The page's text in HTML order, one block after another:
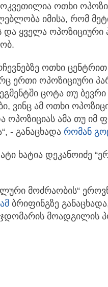
ოთხი
იმისა, რომ
და ყველა
ოთხი
ერთი ოპოზიციური
ცოტა თუ
ვინც ამ ოთხი
ოპოზიციას ამა თუ იმ
- განაცხადა რომან
ხატია დეკანოიძე
მოძრაობის“
ბრიფინგზე
მოადგილის